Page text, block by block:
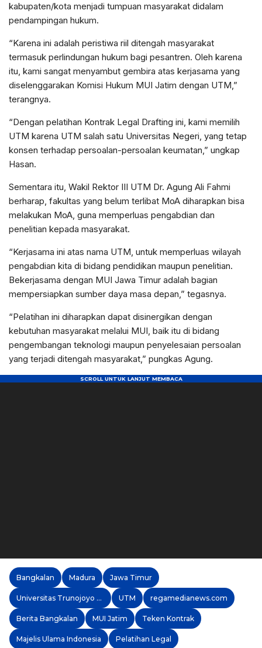
kabupaten/kota menjadi tumpuan masyarakat didalam
pendampingan hukum.
“Karena ini adalah peristiwa riil ditengah masyarakat
termasuk perlindungan hukum bagi pesantren. Oleh karena
itu, kami sangat menyambut gembira atas kerjasama yang
diselenggarakan Komisi Hukum MUI Jatim dengan UTM,”
terangnya.
“Dengan pelatihan Kontrak Legal Drafting ini, kami memilih
UTM karena UTM salah satu Universitas Negeri, yang tetap
konsen terhadap persoalan-persoalan keumatan,” ungkap
Hasan.
Sementara itu, Wakil Rektor III UTM Dr. Agung Ali Fahmi
berharap, fakultas yang belum terlibat MoA diharapkan bisa
melakukan MoA, guna memperluas pengabdian dan
penelitian kepada masyarakat.
“Kerjasama ini atas nama UTM, untuk memperluas wilayah
pengabdian kita di bidang pendidikan maupun penelitian.
Bekerjasama dengan MUI Jawa Timur adalah bagian
mempersiapkan sumber daya masa depan,” tegasnya.
“Pelatihan ini diharapkan dapat disinergikan dengan
kebutuhan masyarakat melalui MUI, baik itu di bidang
pengembangan teknologi maupun penyelesaian persoalan
yang terjadi ditengah masyarakat,” pungkas Agung.
Bangkalan Madura Jawa Timur
Universitas Trunojoyo Madura UTM regamedianews.com
Berita Bangkalan MUI Jatim Teken Kontrak
Majelis Ulama Indonesia Pelatihan Legal